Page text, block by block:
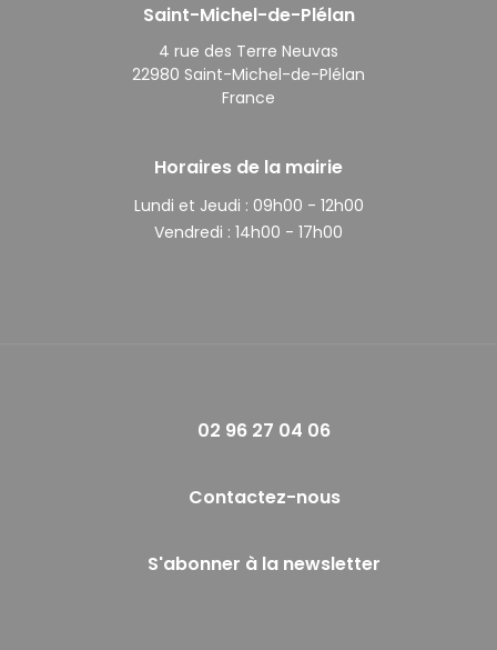
Saint-Michel-de-Plélan
4 rue des Terre Neuvas
22980 Saint-Michel-de-Plélan
France
Horaires de la mairie
Lundi et Jeudi : 09h00 - 12h00
Vendredi : 14h00 - 17h00
02 96 27 04 06
Contactez-nous
S'abonner à la newsletter